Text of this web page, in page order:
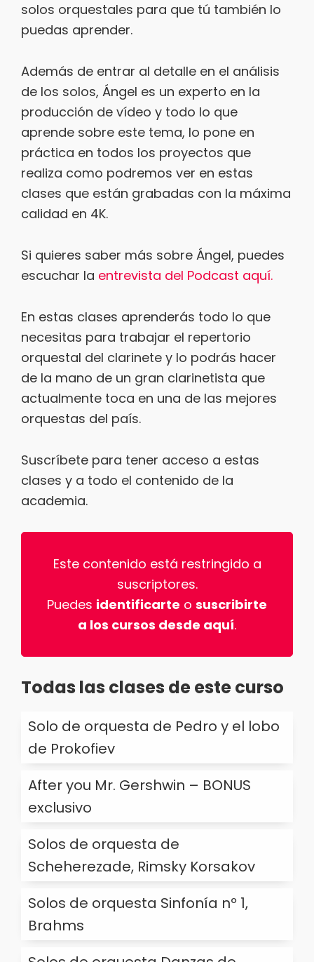
solos orquestales para que tú también lo
puedas aprender.
Además de entrar al detalle en el análisis
de los solos, Ángel es un experto en la
producción de vídeo y todo lo que
aprende sobre este tema, lo pone en
práctica en todos los proyectos que
realiza como podremos ver en estas
clases que están grabadas con la máxima
calidad en 4K.
Si quieres saber más sobre Ángel, puedes
escuchar la entrevista del Podcast aquí.
En estas clases aprenderás todo lo que
necesitas para trabajar el repertorio
orquestal del clarinete y lo podrás hacer
de la mano de un gran clarinetista que
actualmente toca en una de las mejores
orquestas del país.
Suscríbete para tener acceso a estas
clases y a todo el contenido de la
academia.
Este contenido está restringido a
suscriptores.
Puedes identificarte o suscribirte
a los cursos desde aquí.
Todas las clases de este curso
Solo de orquesta de Pedro y el lobo
de Prokofiev
After you Mr. Gershwin – BONUS
exclusivo
Solos de orquesta de
Scheherezade, Rimsky Korsakov
Solos de orquesta Sinfonía nº 1,
Brahms